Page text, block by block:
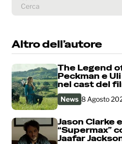
Altro dell’autore
The Legend
Peckman e
nel cast del
News 8 Agosto
Jason Clarke
“Supermax”
Jaafar